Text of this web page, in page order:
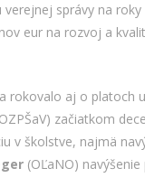
verejnej správy na
eur na rozvoj a
rokovalo aj o platoch
začiatkom
v školstve, najmä
(OĽaNO)